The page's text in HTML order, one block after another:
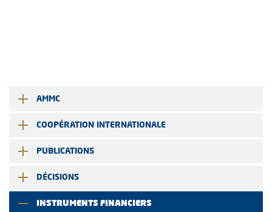
AMMC
COOPÉRATION INTERNATIONALE
PUBLICATIONS
DÉCISIONS
INSTRUMENTS FINANCIERS